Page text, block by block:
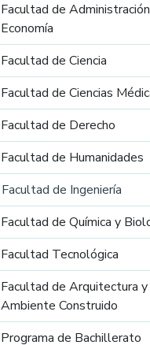
Facultad de
Economía
Facultad de Ciencia
Facultad de Ciencias
Facultad de Derecho
Facultad de Humanidades
Facultad de Ingeniería
Facultad de Química y
Facultad Tecnológica
Facultad de Arquitectura y
Ambiente Construido
Programa de Bachillerato